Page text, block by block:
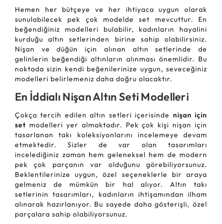
Hemen her bütçeye ve her ihtiyaca uygun olarak
sunulabilecek pek çok modelde set mevcuttur. En
beğendiğiniz modelleri bulabilir, kadınların hayalini
kurduğu altın setlerinden birine sahip olabilirsiniz.
Nişan ve düğün için alınan altın setlerinde de
gelinlerin beğendiği altınların alınması önemlidir. Bu
noktada sizin kendi beğenilerinize uygun, seveceğiniz
modelleri belirlemeniz daha doğru olacaktır.
En İddialı Nişan Altın Seti Modelleri
Çokça tercih edilen altın setleri içerisinde nişan için
set modelleri yer almaktadır. Pek çok kişi nişan için
tasarlanan takı koleksiyonlarını incelemeye devam
etmektedir. Sizler de var olan tasarımları
incelediğiniz zaman hem geleneksel hem de modern
pek çok parçanın var olduğunu görebiliyorsunuz.
Beklentilerinize uygun, özel seçeneklerle bir araya
gelmeniz de mümkün bir hal alıyor. Altın takı
setlerinin tasarımları, kadınların ihtişamından ilham
alınarak hazırlanıyor. Bu sayede daha gösterişli, özel
parçalara sahip olabiliyorsunuz.